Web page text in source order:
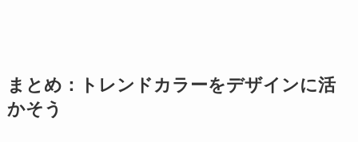
まとめ：トレンドカラーをデザインに活
かそう